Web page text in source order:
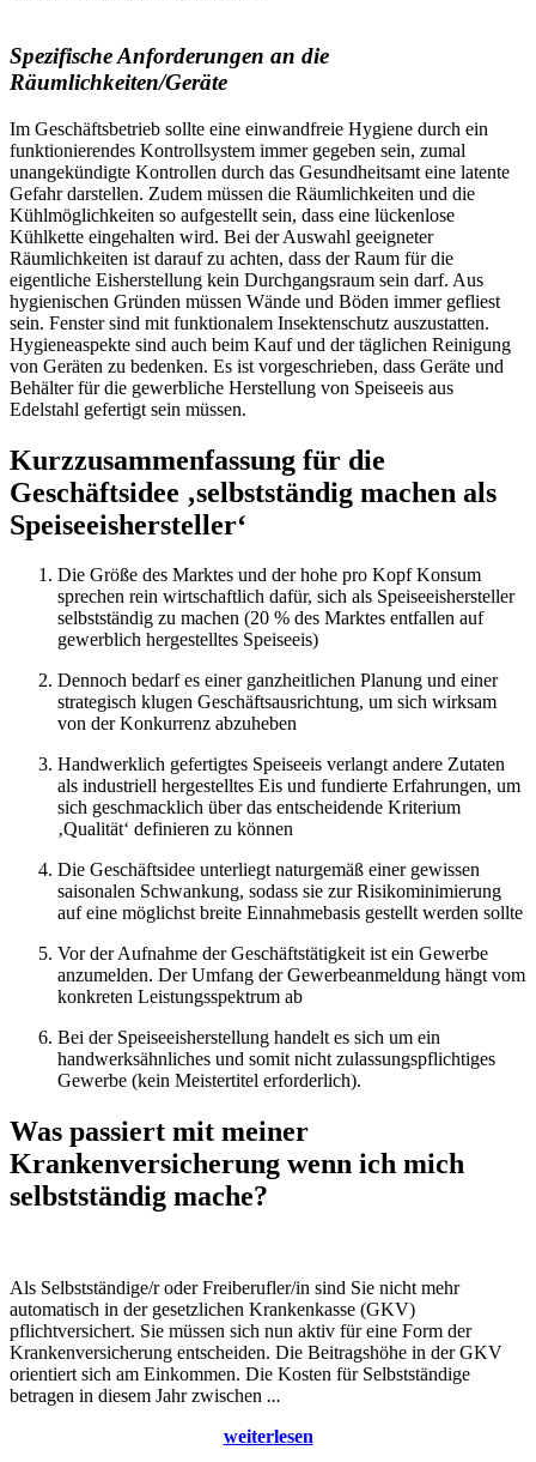
Spezifische Anforderungen an die
Räumlichkeiten/Geräte
Im Geschäftsbetrieb sollte eine einwandfreie Hygiene durch ein
funktionierendes Kontrollsystem immer gegeben sein, zumal
unangekündigte Kontrollen durch das Gesundheitsamt eine latente
Gefahr darstellen. Zudem müssen die Räumlichkeiten und die
Kühlmöglichkeiten so aufgestellt sein, dass eine lückenlose
Kühlkette eingehalten wird. Bei der Auswahl geeigneter
Räumlichkeiten ist darauf zu achten, dass der Raum für die
eigentliche Eisherstellung kein Durchgangsraum sein darf. Aus
hygienischen Gründen müssen Wände und Böden immer gefliest
sein. Fenster sind mit funktionalem Insektenschutz auszustatten.
Hygieneaspekte sind auch beim Kauf und der täglichen Reinigung
von Geräten zu bedenken. Es ist vorgeschrieben, dass Geräte und
Behälter für die gewerbliche Herstellung von Speiseeis aus
Edelstahl gefertigt sein müssen.
Kurzzusammenfassung für die
Geschäftsidee ‚selbstständig machen als
Speiseeishersteller‘
Die Größe des Marktes und der hohe pro Kopf Konsum
sprechen rein wirtschaftlich dafür, sich als Speiseeishersteller
selbstständig zu machen (20 % des Marktes entfallen auf
gewerblich hergestelltes Speiseeis)
Dennoch bedarf es einer ganzheitlichen Planung und einer
strategisch klugen Geschäftsausrichtung, um sich wirksam
von der Konkurrenz abzuheben
Handwerklich gefertigtes Speiseeis verlangt andere Zutaten
als industriell hergestelltes Eis und fundierte Erfahrungen, um
sich geschmacklich über das entscheidende Kriterium
‚Qualität‘ definieren zu können
Die Geschäftsidee unterliegt naturgemäß einer gewissen
saisonalen Schwankung, sodass sie zur Risikominimierung
auf eine möglichst breite Einnahmebasis gestellt werden sollte
Vor der Aufnahme der Geschäftstätigkeit ist ein Gewerbe
anzumelden. Der Umfang der Gewerbeanmeldung hängt vom
konkreten Leistungsspektrum ab
Bei der Speiseeisherstellung handelt es sich um ein
handwerksähnliches und somit nicht zulassungspflichtiges
Gewerbe (kein Meistertitel erforderlich).
Was passiert mit meiner
Krankenversicherung wenn ich mich
selbstständig mache?
Als Selbstständige/r oder Freiberufler/in sind Sie nicht mehr
automatisch in der gesetzlichen Krankenkasse (GKV)
pflichtversichert. Sie müssen sich nun aktiv für eine Form der
Krankenversicherung entscheiden. Die Beitragshöhe in der GKV
orientiert sich am Einkommen. Die Kosten für Selbstständige
betragen in diesem Jahr zwischen ...
weiterlesen